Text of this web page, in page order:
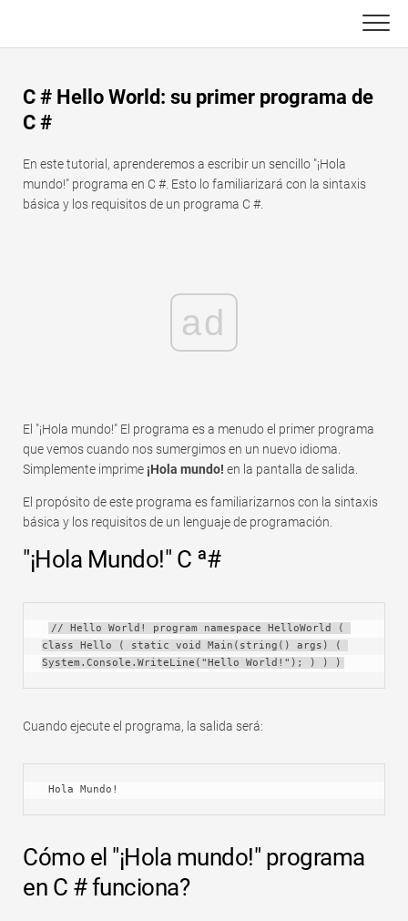
content
Funciones de Excel
Gráfico
Consejos de Excel
Tabla dinámica
C ++
DSA
Rápido
C # Hello World: su primer programa de
C #
En este tutorial, aprenderemos a escribir un sencillo "¡Hola
mundo!" programa en C #. Esto lo familiarizará con la sintaxis
básica y los requisitos de un programa C #.
ad
El "¡Hola mundo!" El programa es a menudo el primer programa
que vemos cuando nos sumergimos en un nuevo idioma.
Simplemente imprime ¡Hola mundo! en la pantalla de salida.
El propósito de este programa es familiarizarnos con la sintaxis
básica y los requisitos de un lenguaje de programación.
"¡Hola Mundo!" C ª#
// Hello World! program namespace HelloWorld (
class Hello ( static void Main(string() args) (
System.Console.WriteLine("Hello World!"); ) ) )
Cuando ejecute el programa, la salida será:
Hola Mundo!
Cómo el "¡Hola mundo!" programa
en C # funciona?